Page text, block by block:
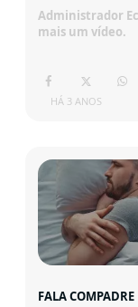
Administrador
mais um vídeo.
HÁ 3 ANOS
FALA COMPADRE